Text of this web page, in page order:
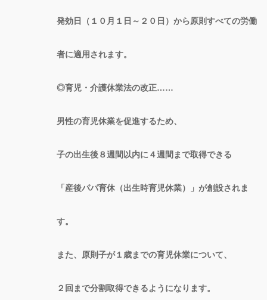
発効日（１０月１日～２０日）から原則すべての労働
者に適用されます。
◎育児・介護休業法の改正……
男性の育児休業を促進するため、
子の出生後８週間以内に４週間まで取得できる
「産後パパ育休（出生時育児休業）」が創設されま
す。
また、原則子が１歳までの育児休業について、
２回まで分割取得できるようになります。